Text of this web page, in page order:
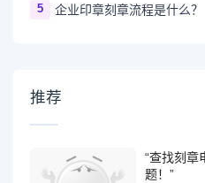
5 企业印章刻章流程是什么？
推荐
“查找刻章
题！”